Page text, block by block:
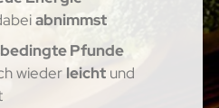
abnimmst
Pfunde
wieder leichtund